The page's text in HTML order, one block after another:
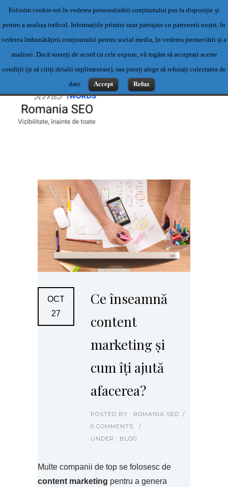
Servicii profesionale de content writing- Servicii content writing-
Scriere articole
Contact: 0769500983 sau office@romaniaseo.com
OCT
27
Ce înseamnă
content
marketing și
cum îți ajută
afacerea?
POSTED BY : ROMANIA SEO /
0 COMMENTS
/
UNDER : BLOG
Multe companii de top se folosesc de
content marketing pentru a genera
Folosim cookie-uri în vederea personalizării conținutului pus la dispoziție și
pentru a analiza traficul. Informațiile primite sunt partajate cu partenerii noștri, în
vederea îmbunătățirii conținutului pentru social media, în vederea promovării și a
analizei. Dacă sunteți de acord cu cele expuse, vă rugăm să acceptați aceste
condiții (și să citiți detalii suplimentare), sau puteți alege să refuzați colectarea de
date.
Accept Refuz